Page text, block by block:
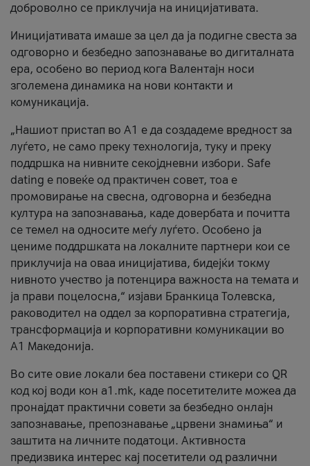
доброволно се приклучија на иницијативата.
Иницијативата имаше за цел да ја подигне свеста за
одговорно и безбедно запознавање во дигиталната
ера, особено во период кога Валентајн носи
зголемена динамика на нови контакти и
комуникација.
„Нашиот пристап во А1 е да создадеме вредност за
луѓето, не само преку технологија, туку и преку
поддршка на нивните секојдневни избори. Safe
dating е повеќе од практичен совет, тоа е
промовирање на свесна, одговорна и безбедна
култура на запознавања, каде довербата и почитта
се темел на односите меѓу луѓето. Особено ја
цениме поддршката на локалните партнери кои се
приклучија на оваа иницијатива, бидејќи токму
нивното учество ја потенцира важноста на темата и
ја прави поцелосна,“ изјави Бранкица Толевска,
раководител на оддел за корпоративна стратегија,
трансформација и корпоративни комуникации во
А1 Македонија.
Во сите овие локали беа поставени стикери со QR
код кој води кон a1.mk, каде посетителите можеа да
пронајдат практични совети за безбедно онлајн
запознавање, препознавање „црвени знамиња“ и
заштита на личните податоци. Активноста
предизвика интерес кај посетители од различни